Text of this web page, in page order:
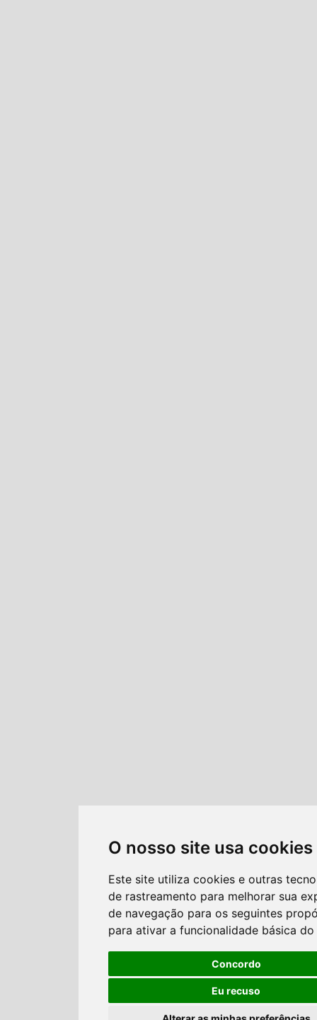
O nosso site usa cookies
Este site utiliza cookies e outras
de rastreamento para melhorar sua
de navegação para os seguintes
para ativar a funcionalidade básica
Concordo
Eu recuso